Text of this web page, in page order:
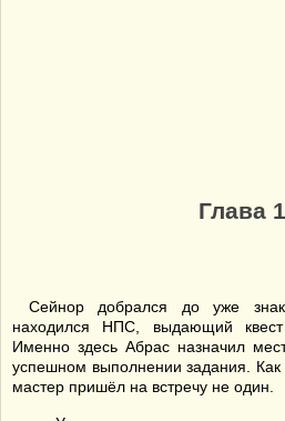
Глава
Сейнор добрался до уже
находился НПС, выдающий квест
Именно здесь Абрас назначил
успешном выполнении задания. Как
мастер пришёл на встречу не один.